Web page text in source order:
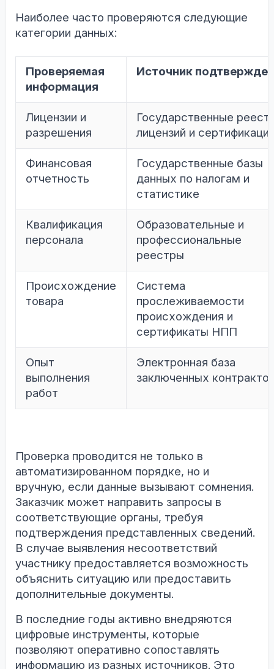
Наиболее часто проверяются следующие
категории данных:
Проверяемая
информация
Источник
Лицензии и
разрешения
Государственные
лицензий и
Финансовая
отчетность
Государственные базы
данных по налогам и
статистике
Квалификация
персонала
Образовательные и
профессиональные
реестры
Происхождение
товара
Система
прослеживаемости
происхождения и
сертификаты НПП
Опыт
выполнения
работ
Электронная база
заключенных
Проверка проводится не только в
автоматизированном порядке, но и
вручную, если данные вызывают сомнения.
Заказчик может направить запросы в
соответствующие органы, требуя
подтверждения представленных сведений.
В случае выявления несоответствий
участнику предоставляется возможность
объяснить ситуацию или предоставить
дополнительные документы.
В последние годы активно внедряются
цифровые инструменты, которые
позволяют оперативно сопоставлять
информацию из разных источников. Это